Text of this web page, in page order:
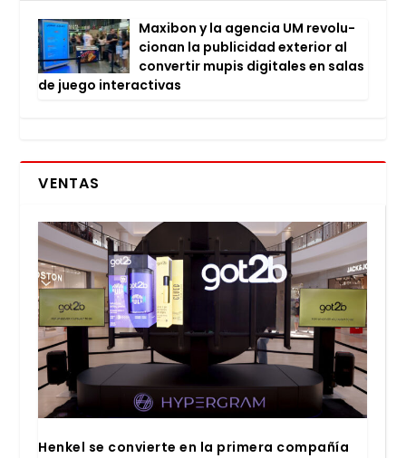
Maxi­bon y la agen­cia UM revo­lu­
cio­nan la publi­ci­dad exte­rior al
con­ver­tir mupis digi­ta­les en salas
de jue­go inter­ac­ti­vas
VENTAS
Hen­kel se con­vier­te en la pri­me­ra com­pa­ñía